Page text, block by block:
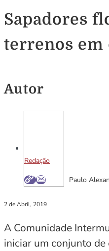
Sapadores
terrenos em
Autor
Redação
Paulo
2 de Abril, 2019
A Comunidade
iniciar um conjunto